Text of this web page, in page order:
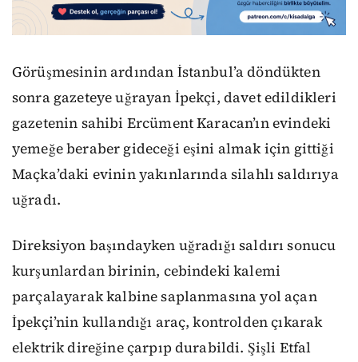
Görüşmesinin ardından İstanbul’a döndükten
sonra gazeteye uğrayan İpekçi, davet edildikleri
gazetenin sahibi Ercüment Karacan’ın evindeki
yemeğe beraber gideceği eşini almak için gittiği
Maçka’daki evinin yakınlarında silahlı saldırıya
uğradı.
Direksiyon başındayken uğradığı saldırı sonucu
kurşunlardan birinin, cebindeki kalemi
parçalayarak kalbine saplanmasına yol açan
İpekçi’nin kullandığı araç, kontrolden çıkarak
elektrik direğine çarpıp durabildi. Şişli Etfal